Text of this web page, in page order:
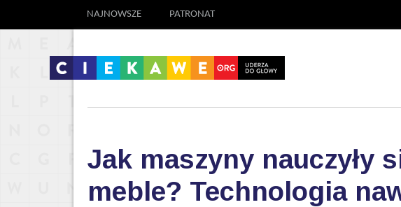
NAJNOWSZE PATRONAT
Jak maszyny nauczyły
meble? Technologia